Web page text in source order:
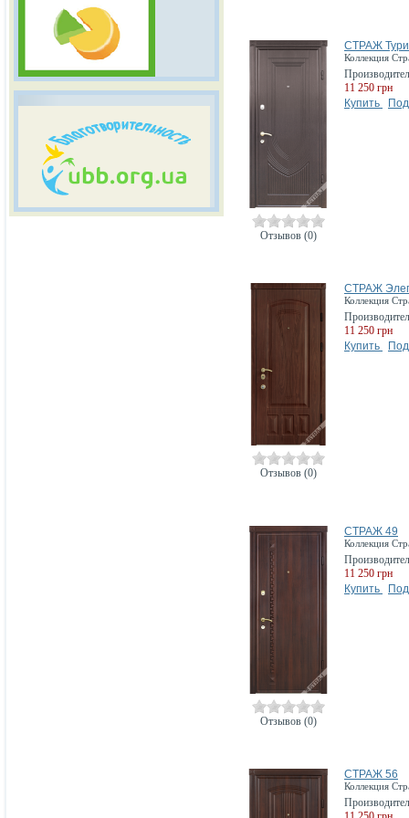
Отзывов (0)
СТРАЖ
Коллекция
11 250 грн
Купить
Отзывов (0)
СТРАЖ
Коллекция
11 250 грн
Купить
Отзывов (0)
СТРАЖ 49
Коллекция
11 250 грн
Купить
СТРАЖ 56
Коллекция